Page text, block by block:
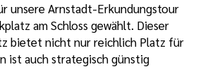
unsere Arnstadt-Erkundungstour
am Schloss gewählt. Dieser
bietet nicht nur reichlich Platz für
ist auch strategisch günstig